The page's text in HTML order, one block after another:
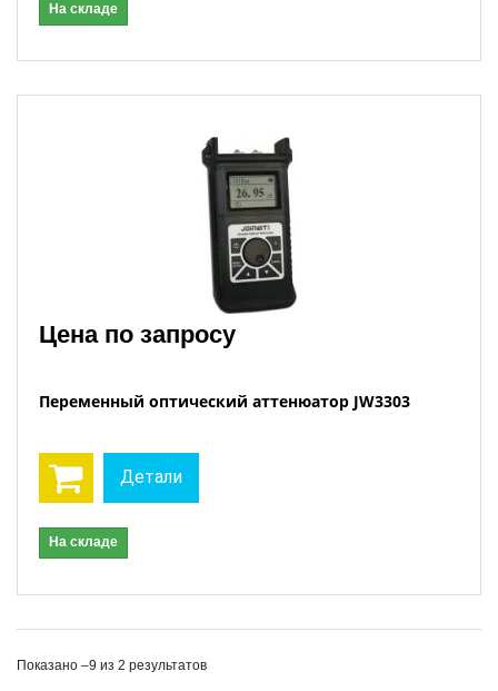
На складе
Цена по запросу
Переменный оптический аттенюатор JW3303
Детали
На складе
Показано –9 из 2 результатов